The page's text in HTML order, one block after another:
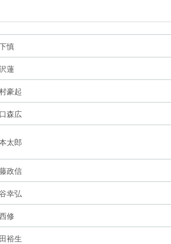
蓮
森広
太郎
政信
幸弘
修
裕生